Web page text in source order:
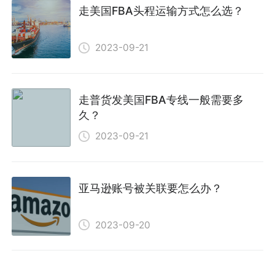
走美国FBA头程运输方式怎么选？
2023-09-21
走普货发美国FBA专线一般需要多
久？
2023-09-21
亚马逊账号被关联要怎么办？
2023-09-20